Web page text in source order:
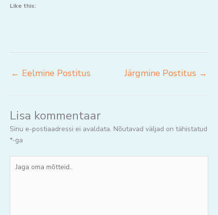
Like this:
← Eelmine Postitus Järgmine Postitus →
Lisa kommentaar
Sinu e-postiaadressi ei avaldata. Nõutavad väljad on tähistatud
*-ga
oma